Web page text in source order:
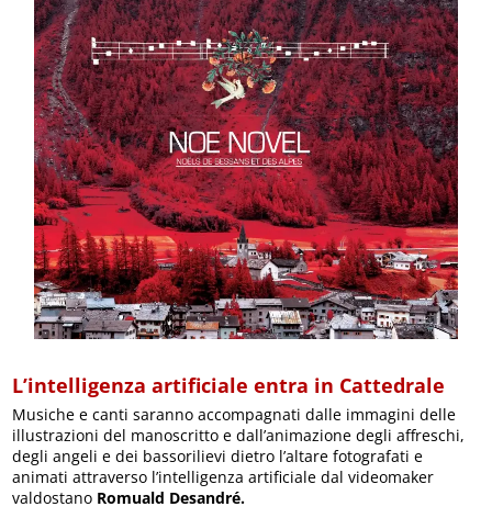
L’intelligenza artificiale entra in Cattedrale
Musiche e canti saranno accompagnati dalle immagini delle
illustrazioni del manoscritto e dall’animazione degli affreschi,
degli angeli e dei bassorilievi dietro l’altare fotografati e
animati attraverso l’intelligenza artificiale dal videomaker
valdostano Romuald Desandré.